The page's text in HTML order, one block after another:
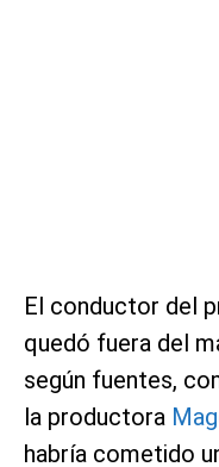
El conductor del
quedó fuera del
según fuentes,
la productora
habría cometido